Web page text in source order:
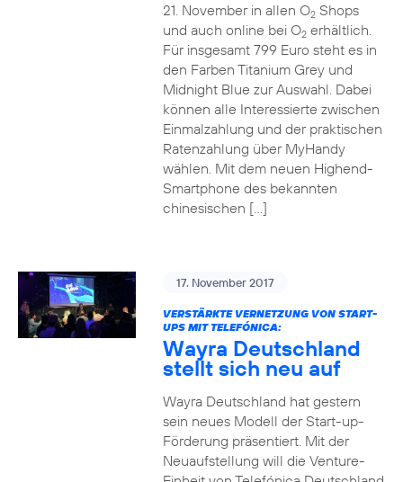
21. November in allen O2Shops
und auch online bei O2erhältlich.
Für insgesamt 799 Euro steht es in
den Farben Titanium Grey und
Midnight Blue zur Auswahl. Dabei
können alle Interessierte zwischen
Einmalzahlung und der praktischen
Ratenzahlung über MyHandy
wählen. Mit dem neuen Highend-
Smartphone des bekannten
chinesischen […]
17. November 2017
VERSTÄRKTE VERNETZUNG VON START-
UPS MIT TELEFÓNICA:
Wayra Deutschland
stellt sich neu auf
Wayra Deutschland hat gestern
sein neues Modell der Start-up-
Förderung präsentiert. Mit der
Neuaufstellung will die Venture-